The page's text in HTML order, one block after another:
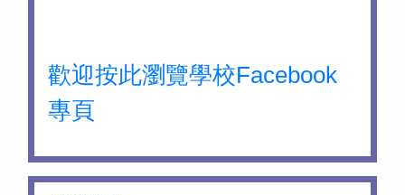
歡迎按此瀏覽學校Facebook
專頁